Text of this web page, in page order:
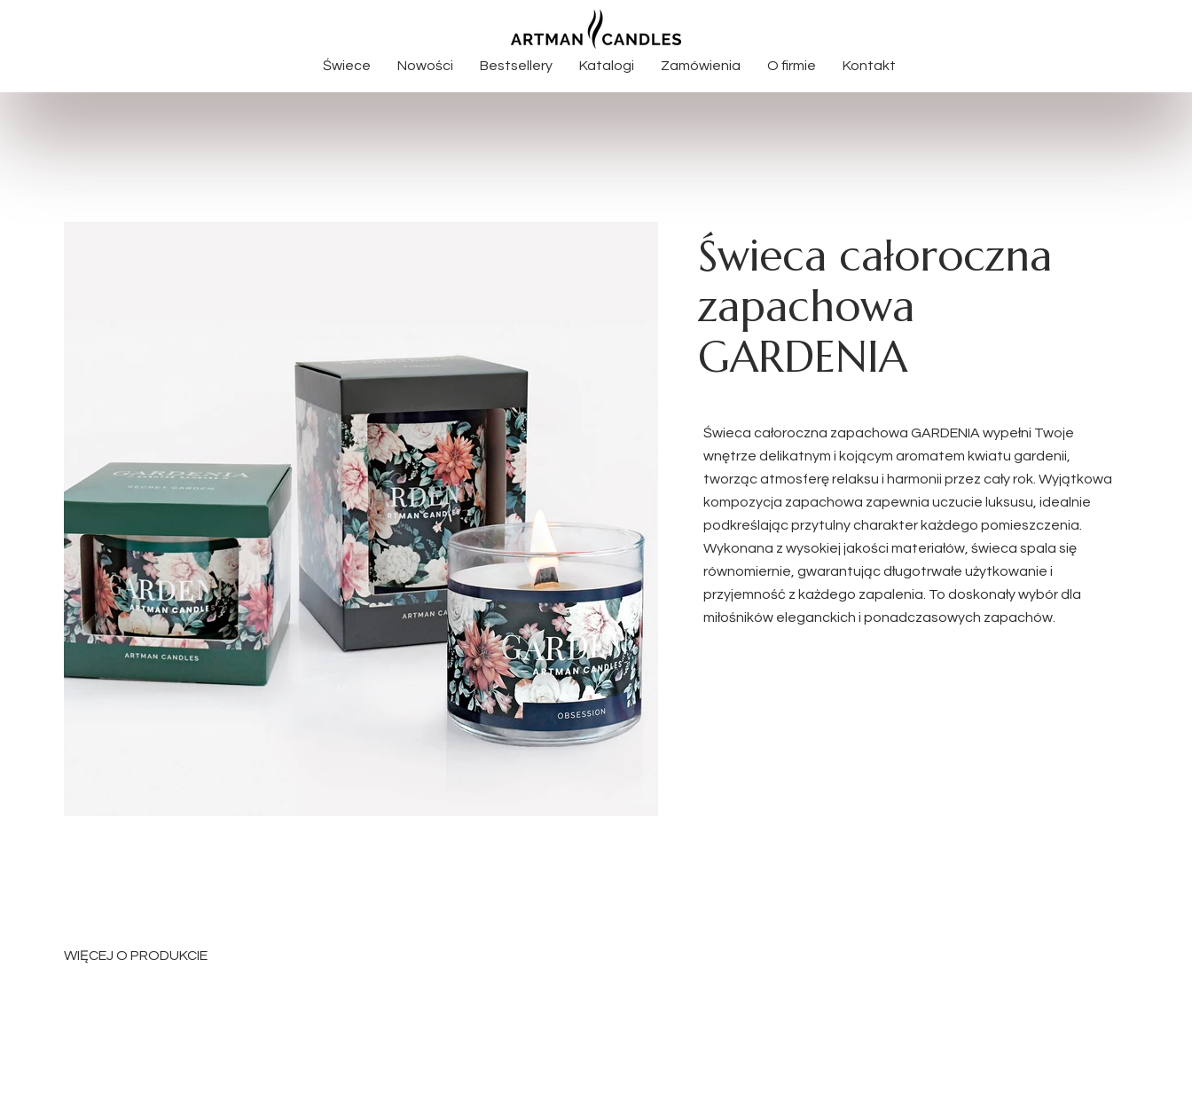
Świece
Świece zapachowe
Nowości Bestsellery Katalogi Zamówienia O firmie Kontakt
Świeca całoroczna
zapachowa
GARDENIA
Świeca całoroczna zapachowa GARDENIA wypełni Twoje
wnętrze delikatnym i kojącym aromatem kwiatu gardenii,
tworząc atmosferę relaksu i harmonii przez cały rok. Wyjątkowa
kompozycja zapachowa zapewnia uczucie luksusu, idealnie
podkreślając przytulny charakter każdego pomieszczenia.
Wykonana z wysokiej jakości materiałów, świeca spala się
równomiernie, gwarantując długotrwałe użytkowanie i
przyjemność z każdego zapalenia. To doskonały wybór dla
miłośników eleganckich i ponadczasowych zapachów.
WIĘCEJ O PRODUKCIE